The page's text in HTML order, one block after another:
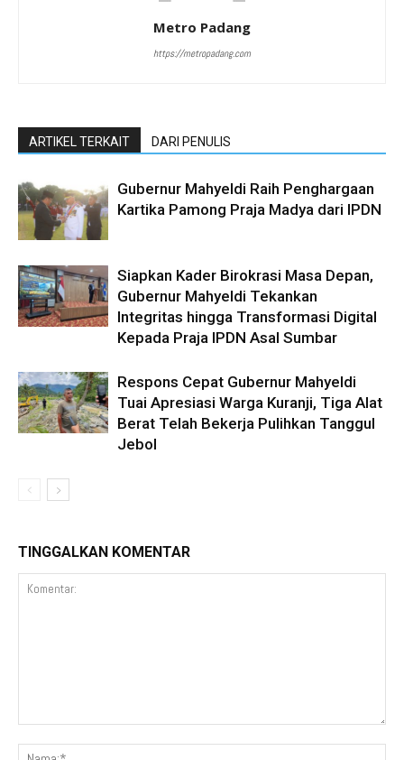
Metro Padang
https://metropadang.com
ARTIKEL TERKAIT DARI PENULIS
Gubernur Mahyeldi Raih Penghargaan
Kartika Pamong Praja Madya dari IPDN
Siapkan Kader Birokrasi Masa Depan,
Gubernur Mahyeldi Tekankan
Integritas hingga Transformasi Digital
Kepada Praja IPDN Asal Sumbar
Respons Cepat Gubernur Mahyeldi
Tuai Apresiasi Warga Kuranji, Tiga Alat
Berat Telah Bekerja Pulihkan Tanggul
Jebol
TINGGALKAN KOMENTAR